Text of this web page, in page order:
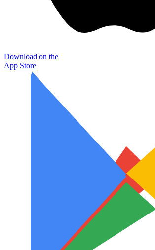
Download on the
App Store